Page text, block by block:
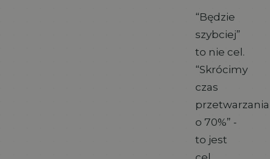
“Będzie
szybciej”
to nie cel.
“Skrócimy
czas
przetwarzania
o 70%” -
to jest